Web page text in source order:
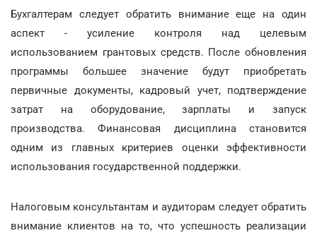
Бухгалтерам следует обратить внимание еще на один
аспект - усиление контроля над целевым
использованием грантовых средств. После обновления
программы большее значение будут приобретать
первичные документы, кадровый учет, подтверждение
затрат на оборудование, зарплаты и запуск
производства. Финансовая дисциплина становится
одним из главных критериев оценки эффективности
использования государственной поддержки.
Налоговым консультантам и аудиторам следует обратить
внимание клиентов на то, что успешность реализации